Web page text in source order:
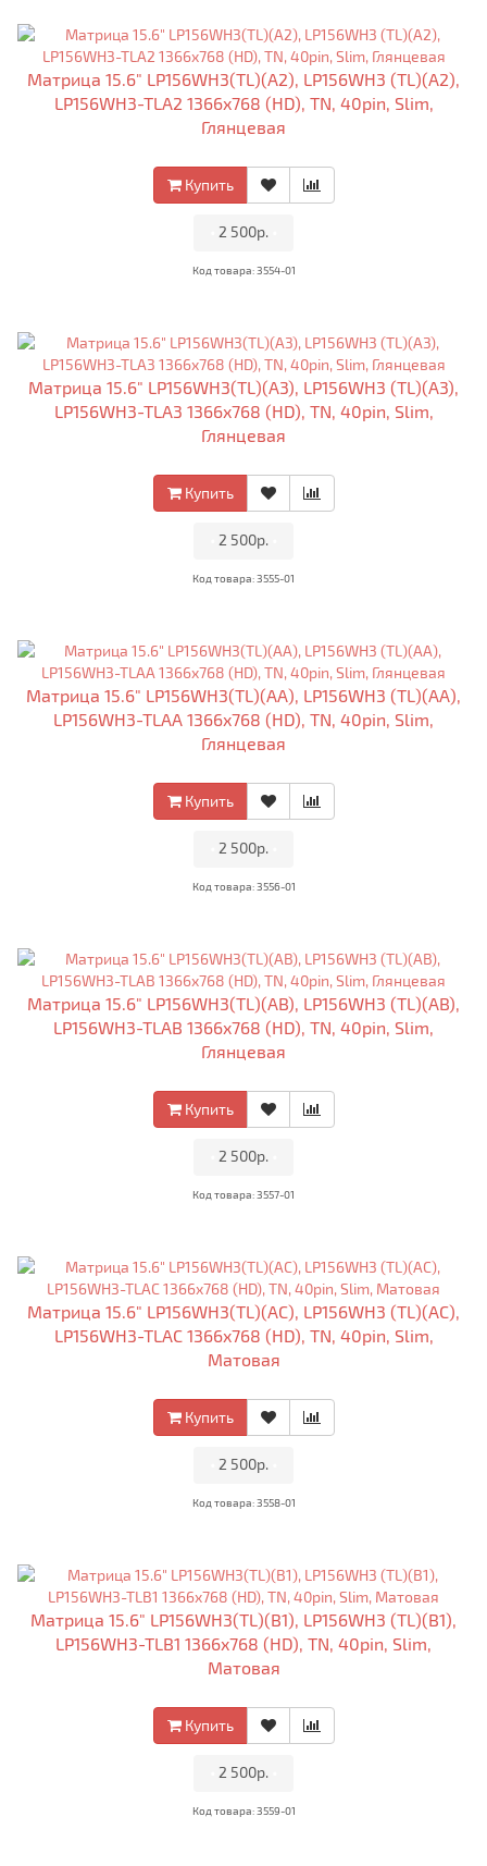
Матрица 15.6" LP156WH3(TL)(A2), LP156WH3 (TL)(A2),
LP156WH3-TLA2 1366x768 (HD), TN, 40pin, Slim,
Глянцевая
Купить
2 500р.
Код товара: 3554-01
Матрица 15.6" LP156WH3(TL)(A3), LP156WH3 (TL)(A3),
LP156WH3-TLA3 1366x768 (HD), TN, 40pin, Slim,
Глянцевая
Купить
2 500р.
Код товара: 3555-01
Матрица 15.6" LP156WH3(TL)(AA), LP156WH3 (TL)(AA),
LP156WH3-TLAA 1366x768 (HD), TN, 40pin, Slim,
Глянцевая
Купить
2 500р.
Код товара: 3556-01
Матрица 15.6" LP156WH3(TL)(AB), LP156WH3 (TL)(AB),
LP156WH3-TLAB 1366x768 (HD), TN, 40pin, Slim,
Глянцевая
Купить
2 500р.
Код товара: 3557-01
Матрица 15.6" LP156WH3(TL)(AC), LP156WH3 (TL)(AC),
LP156WH3-TLAC 1366x768 (HD), TN, 40pin, Slim,
Матовая
Купить
2 500р.
Код товара: 3558-01
Матрица 15.6" LP156WH3(TL)(B1), LP156WH3 (TL)(B1),
LP156WH3-TLB1 1366x768 (HD), TN, 40pin, Slim,
Матовая
Купить
2 500р.
Код товара: 3559-01